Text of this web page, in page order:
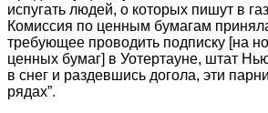
испугать людей, о которых пишут в
Комиссия по ценным бумагам
требующее проводить подписку [на
ценных бумаг] в Уотертауне, штат
в снег и раздевшись догола, эти
рядах”.